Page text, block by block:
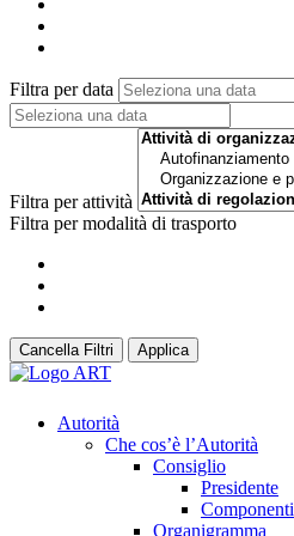
Filtra per data
Filtra per attività
Filtra per modalità di trasporto
Cancella Filtri Applica
Autorità
Che cos’è l’Autorità
Consiglio
Presidente
Componenti
Organigramma